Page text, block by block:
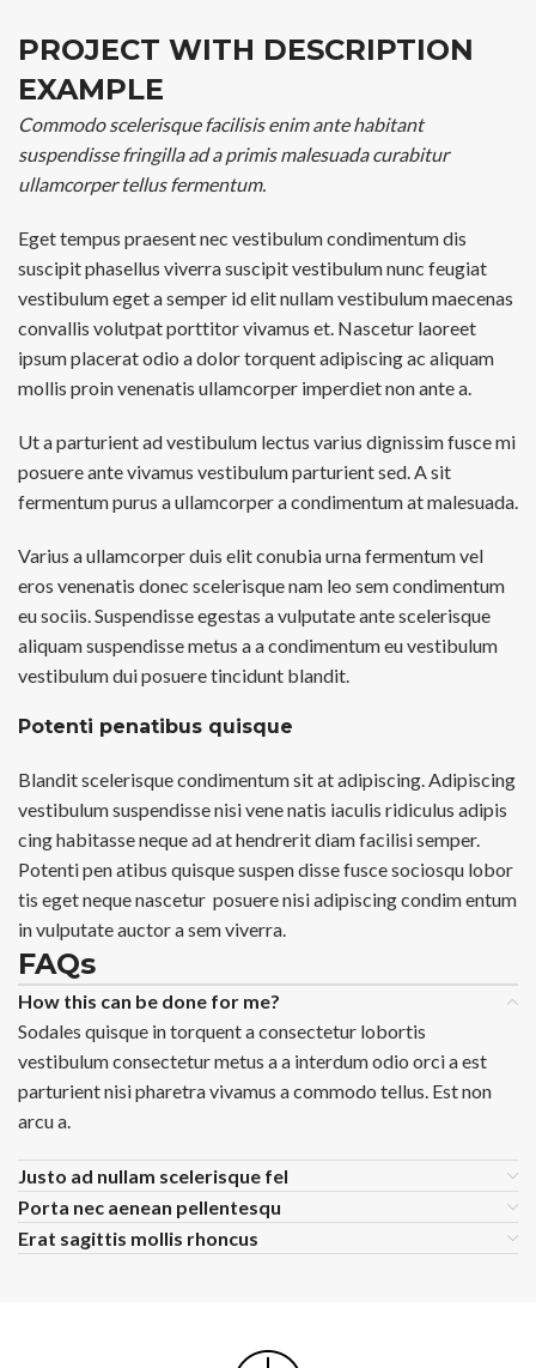
PROJECT WITH DESCRIPTION
EXAMPLE
Commodo scelerisque facilisis enim ante habitant
suspendisse fringilla ad a primis malesuada curabitur
ullamcorper tellus fermentum.
Eget tempus praesent nec vestibulum condimentum dis
suscipit phasellus viverra suscipit vestibulum nunc feugiat
vestibulum eget a semper id elit nullam vestibulum maecenas
convallis volutpat porttitor vivamus et. Nascetur laoreet
ipsum placerat odio a dolor torquent adipiscing ac aliquam
mollis proin venenatis ullamcorper imperdiet non ante a.
Ut a parturient ad vestibulum lectus varius dignissim fusce mi
posuere ante vivamus vestibulum parturient sed. A sit
fermentum purus a ullamcorper a condimentum at malesuada.
Varius a ullamcorper duis elit conubia urna fermentum vel
eros venenatis donec scelerisque nam leo sem condimentum
eu sociis. Suspendisse egestas a vulputate ante scelerisque
aliquam suspendisse metus a a condimentum eu vestibulum
vestibulum dui posuere tincidunt blandit.
Potenti penatibus quisque
Blandit scelerisque condimentum sit at adipiscing. Adipiscing
vestibulum suspendisse nisi vene natis iaculis ridiculus adipis
cing habitasse neque ad at hendrerit diam facilisi semper.
Potenti pen atibus quisque suspen disse fusce sociosqu lobor
tis eget neque nascetur posuere nisi adipiscing condim entum
in vulputate auctor a sem viverra.
FAQs
How this can be done for me?
Sodales quisque in torquent a consectetur lobortis
vestibulum consectetur metus a a interdum odio orci a est
parturient nisi pharetra vivamus a commodo tellus. Est non
arcu a.
Justo ad nullam scelerisque fel
Porta nec aenean pellentesqu
Erat sagittis mollis rhoncus